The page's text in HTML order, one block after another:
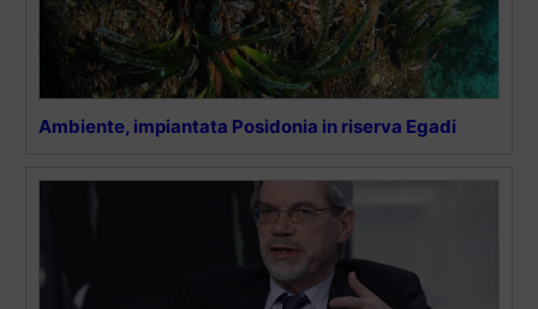
Ambiente, impiantata Posidonia in riserva Egadi